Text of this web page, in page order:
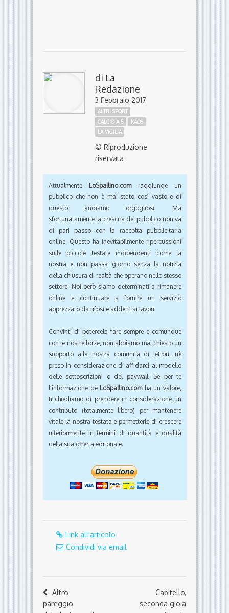
di La
Redazione
3 Febbraio 2017
ALTRI SPORT
CALCIO A 5
KAOS
LA VIGILIA
© Riproduzione
riservata
Attualmente LoSpallino.comraggiunge un
pubblico che non è mai stato così vasto e di
questo andiamo orgogliosi. Ma
sfortunatamente la crescita del pubblico non va
di pari passo con la raccolta pubblicitaria
online. Questo ha inevitabilmente ripercussioni
sulle piccole testate indipendenti come la
nostra e non passa giorno senza la notizia
della chiusura di realtà che operano nello stesso
settore. Noi però siamo determinati a rimanere
online e continuare a fornire un servizio
apprezzato da tifosi e addetti ai lavori.
Convinti di potercela fare sempre e comunque
con le nostre forze, non abbiamo mai chiesto un
supporto alla nostra comunità di lettori, nè
preso in considerazione di affidarci al modello
delle sottoscrizioni o del paywall. Se per te
l'informazione de LoSpallino.comha un valore,
ti chiediamo di prendere in considerazione un
contributo (totalmente libero) per mantenere
vitale la nostra testata e permetterle di crescere
ulteriormente in termini di quantità e qualità
della sua offerta editoriale.
Link all'articolo
Condividi via email
Altro
pareggio
Capitello,
seconda gioia